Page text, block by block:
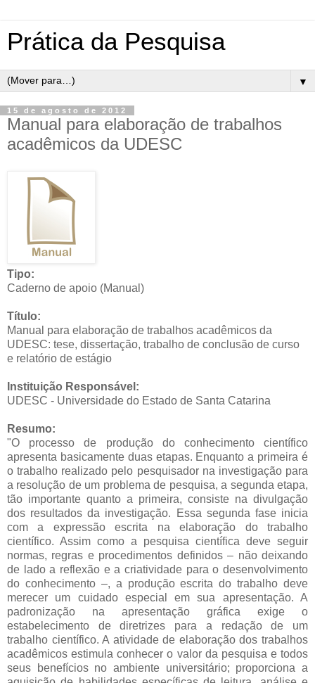
Prática da Pesquisa
▼
15 de agosto de 2012
Manual para elaboração de trabalhos
acadêmicos da UDESC
Tipo:
Caderno de apoio (Manual)
Título:
Manual para elaboração de trabalhos acadêmicos da
UDESC: tese, dissertação, trabalho de conclusão de curso
e relatório de estágio
Instituição Responsável:
UDESC - Universidade do Estado de Santa Catarina
Resumo:
"O processo de produção do conhecimento científico
apresenta basicamente duas etapas. Enquanto a primeira é
o trabalho realizado pelo pesquisador na investigação para
a resolução de um problema de pesquisa, a segunda etapa,
tão importante quanto a primeira, consiste na divulgação
dos resultados da investigação. Essa segunda fase inicia
com a expressão escrita na elaboração do trabalho
científico. Assim como a pesquisa científica deve seguir
normas, regras e procedimentos definidos – não deixando
de lado a reflexão e a criatividade para o desenvolvimento
do conhecimento –, a produção escrita do trabalho deve
merecer um cuidado especial em sua apresentação. A
padronização na apresentação gráfica exige o
estabelecimento de diretrizes para a redação de um
trabalho científico. A atividade de elaboração dos trabalhos
acadêmicos estimula conhecer o valor da pesquisa e todos
seus benefícios no ambiente universitário; proporciona a